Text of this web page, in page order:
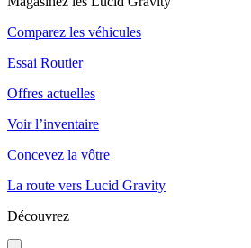
Comparez les véhicules
Essai Routier
Offres actuelles
Voir l’inventaire
Concevez la vôtre
La route vers Lucid Gravity
Découvrez